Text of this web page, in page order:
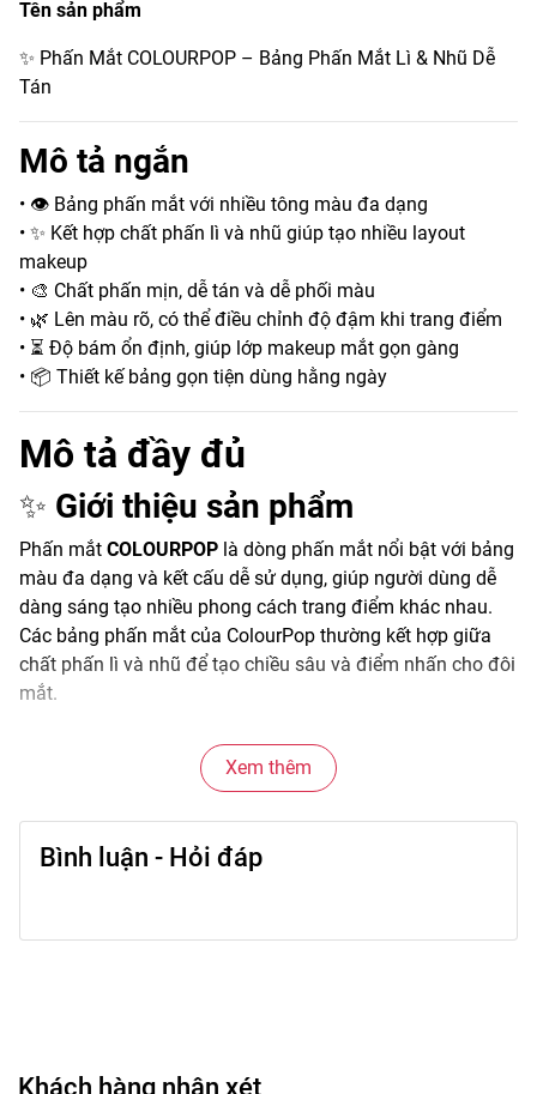
Tên sản phẩm
✨ Phấn Mắt COLOURPOP – Bảng Phấn Mắt Lì & Nhũ Dễ
Tán
Mô tả ngắn
• 👁️ Bảng phấn mắt với nhiều tông màu đa dạng
• ✨ Kết hợp chất phấn lì và nhũ giúp tạo nhiều layout
makeup
• 🎨 Chất phấn mịn, dễ tán và dễ phối màu
• 🌿 Lên màu rõ, có thể điều chỉnh độ đậm khi trang điểm
• ⏳ Độ bám ổn định, giúp lớp makeup mắt gọn gàng
• 📦 Thiết kế bảng gọn tiện dùng hằng ngày
Mô tả đầy đủ
✨ Giới thiệu sản phẩm
Phấn mắt COLOURPOP là dòng phấn mắt nổi bật với bảng
màu đa dạng và kết cấu dễ sử dụng, giúp người dùng dễ
dàng sáng tạo nhiều phong cách trang điểm khác nhau.
Các bảng phấn mắt của ColourPop thường kết hợp giữa
chất phấn lì và nhũ để tạo chiều sâu và điểm nhấn cho đôi
mắt.
Chất phấn mịn và dễ tán giúp việc blend màu trở nên đơn
giản hơn, phù hợp từ trang điểm nhẹ hằng ngày đến
makeup nổi bật cho các dịp đặc biệt.
🌟Đặc điểm nổi bật
• Kết hợp nhiều chất phấn: matte (lì) và shimmer (nhũ).
Xem thêm
Bình luận - Hỏi đáp
Khách hàng nhận xét